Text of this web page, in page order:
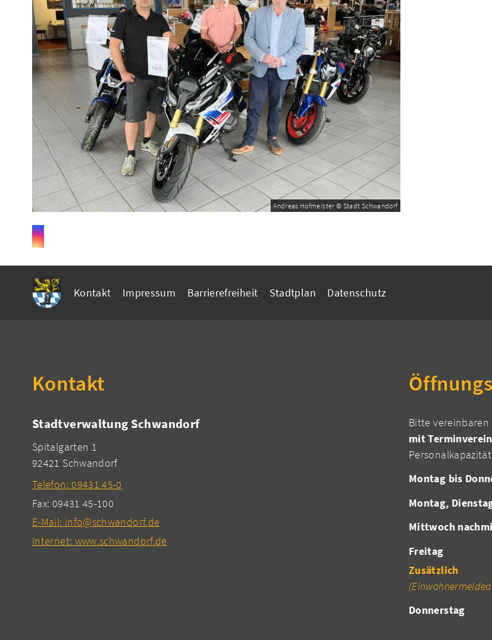
Andreas Hofmeister © Stadt Schwandorf
Kontakt Impressum Barrierefreiheit Stadtplan Datenschutz
Kontakt
Stadtverwaltung Schwandorf
Spitalgarten 1
92421 Schwandorf
Telefon: 09431 45-0
Fax: 09431 45-100
E-Mail: info@schwandorf.de
Internet: www.schwandorf.de
Bitte vereinbaren
mit
Montag bis
Montag,
Mittwoch
Freitag
Zusätzlich
Donnerstag